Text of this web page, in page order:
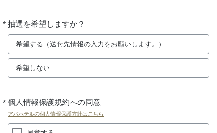
* 抽選を希望しますか？
必
須
希望する（送付先情報の入力をお願いします。）
希望しない
* 個人情報保護規約への同意
アパホテルの個人情報保護方針はこちら
必
須